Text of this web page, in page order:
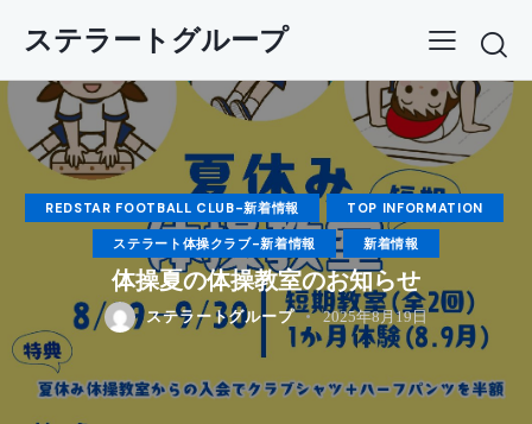
ステラートグループ
REDSTAR FOOTBALL CLUB-新着情報 TOP INFORMATION
ステラート体操クラブ-新着情報 新着情報
体操夏の体操教室のお知らせ
ステラートグループ 2025年8月19日